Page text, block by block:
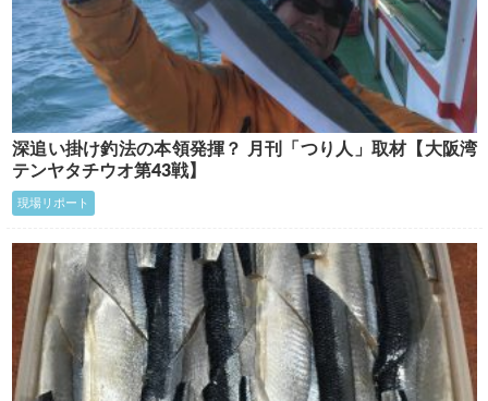
深追い掛け釣法の本領発揮？ 月刊「つり人」取材【大阪湾
テンヤタチウオ第43戦】
現場リポート